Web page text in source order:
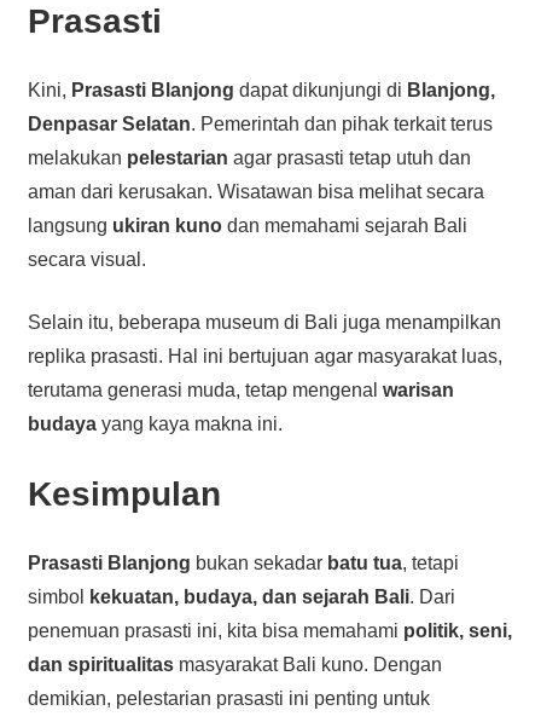
Prasasti
Kini, Prasasti Blanjong dapat dikunjungi di Blanjong,
Denpasar Selatan. Pemerintah dan pihak terkait terus
melakukan pelestarian agar prasasti tetap utuh dan
aman dari kerusakan. Wisatawan bisa melihat secara
langsung ukiran kunodan memahami sejarah Bali
secara visual.
Selain itu, beberapa museum di Bali juga menampilkan
replika prasasti. Hal ini bertujuan agar masyarakat luas,
terutama generasi muda, tetap mengenal warisan
budayayang kaya makna ini.
Kesimpulan
Prasasti Blanjong bukan sekadar batu tua, tetapi
simbol
kekuatan, budaya, dan sejarah Bali. Dari
penemuan prasasti ini, kita bisa memahami politik, seni,
dan spiritualitasmasyarakat Bali kuno. Dengan
demikian, pelestarian prasasti ini penting untuk